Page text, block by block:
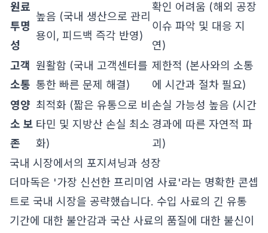
원료
투명
성
높음 (국내 생산으로 관리
용이, 피드백 즉각 반영)
확인 어려움 (해외 공장
이슈 파악 및 대응 지
연)
고객
소통
원활함 (국내 고객센터를
통한 빠른 문제 해결)
제한적 (본사와의 소통
에 시간과 절차 필요)
영양
소 보
존
최적화 (짧은 유통으로 비
타민 및 지방산 손실 최소
화)
손실 가능성 높음 (시간
경과에 따른 자연적 파
괴)
국내 시장에서의 포지셔닝과 성장
더마독은 '가장 신선한 프리미엄 사료'라는 명확한 콘셉
트로 국내 시장을 공략했습니다. 수입 사료의 긴 유통
기간에 대한 불안감과 국산 사료의 품질에 대한 불신이